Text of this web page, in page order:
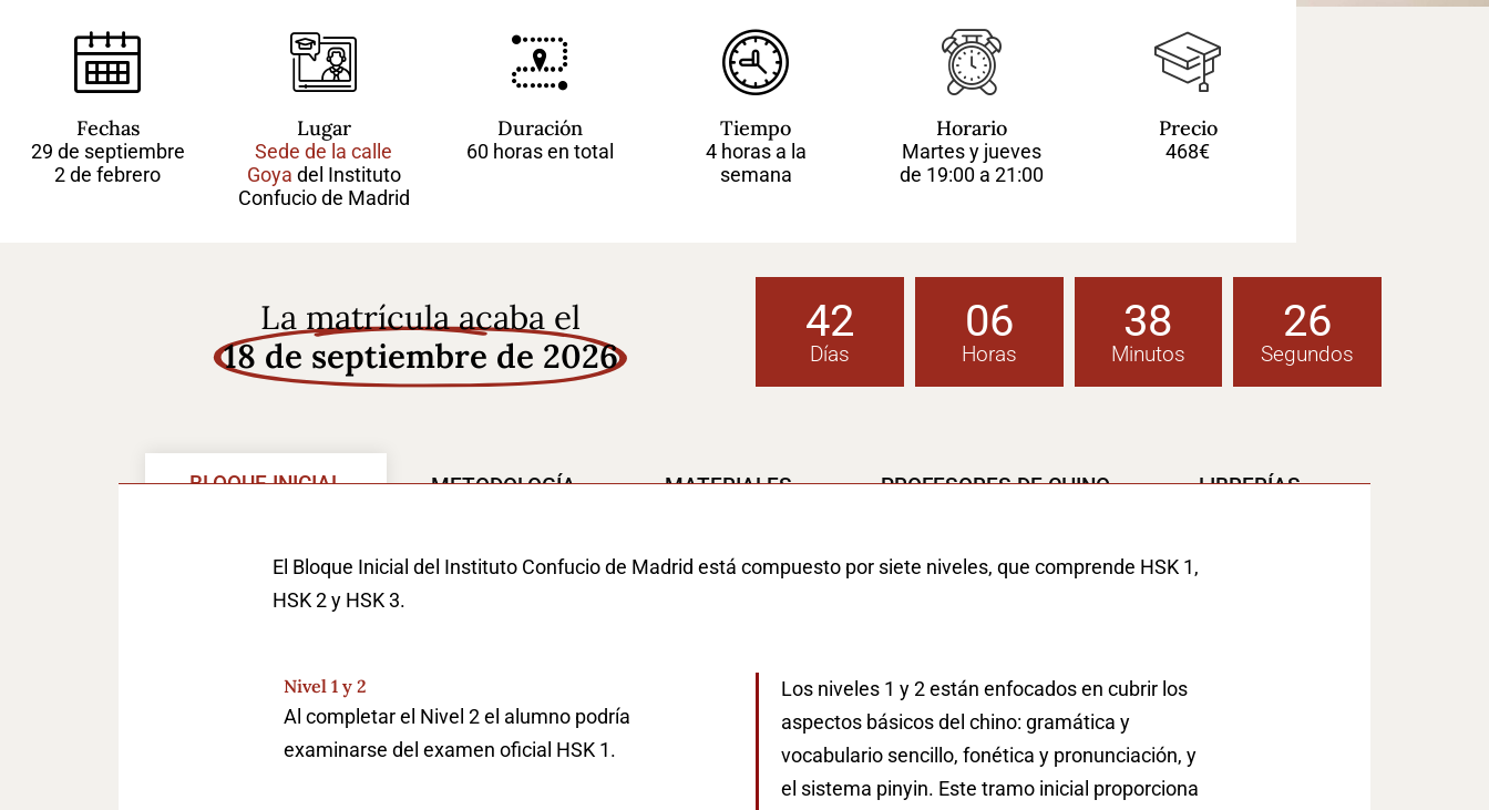
Fechas
29 de septiembre
2 de febrero
Lugar
Sede de la calle
Goya del Instituto
Confucio de Madrid
Duración
60 horas en total
Tiempo
4 horas a la
semana
Horario
Martes y jueves
de 19:00 a 21:00
Precio
468€
La matrícula acaba el
18 de septiembre de 2026
42
Días
06
Horas
38
Minutos
24
Segundos
BLOQUE INICIAL METODOLOGÍA MATERIALES PROFESORES DE CHINO LIBRERÍAS
El Bloque Inicial del Instituto Confucio de Madrid está compuesto por siete niveles, que comprende HSK 1,
HSK 2 y HSK 3.
Nivel 1 y 2
Al completar el Nivel 2 el alumno podría
examinarse del examen oficial HSK 1.
Los niveles 1 y 2 están enfocados en cubrir los
aspectos básicos del chino: gramática y
vocabulario sencillo, fonética y pronunciación, y
el sistema pinyin. Este tramo inicial proporciona